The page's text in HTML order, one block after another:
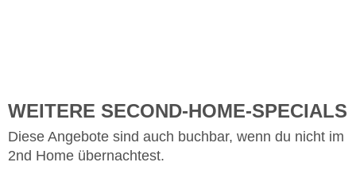
WEITERE SECOND-HOME-SPECIALS
Diese Angebote sind auch buchbar, wenn du nicht im
2nd Home übernachtest.